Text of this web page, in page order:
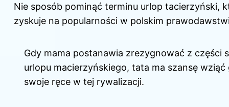
Nie sposób pominąć terminu urlop tacierzyński,
zyskuje na popularności w polskim
Gdy mama postanawia zrezygnować z części
urlopu macierzyńskiego, tata ma szansę wziąć
swoje ręce w tej rywalizacji.